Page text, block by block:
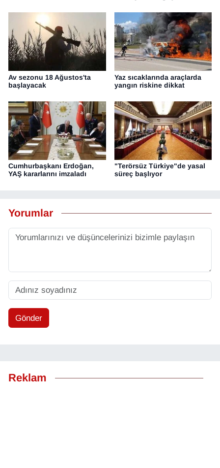
Av sezonu 18 Ağustos'ta
başlayacak
Yaz sıcaklarında araçlarda
yangın riskine dikkat
Cumhurbaşkanı Erdoğan,
YAŞ kararlarını imzaladı
"Terörsüz Türkiye"de yasal
süreç başlıyor
Yorumlar
Gönder
Reklam